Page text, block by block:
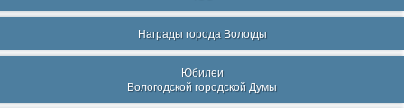
Награды города Вологды
Юбилеи
Вологодской городской Думы